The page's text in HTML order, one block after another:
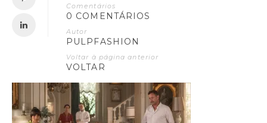
Comentários
0 COMENTÁRIOS
Autor
PULPFASHION
Voltar à página anterior
VOLTAR